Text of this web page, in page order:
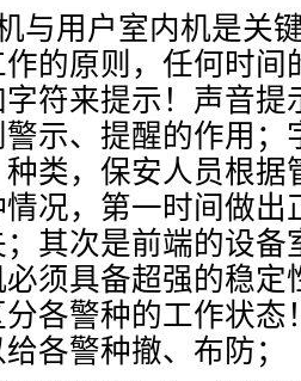
与用户室内机是关
的原则，任何时间
符来提示！声音提
示、提醒的作用；
类，保安人员根据
况，第一时间做出
其次是前端的设备
须具备超强的稳定
各警种的工作状态
各警种撤、布防；